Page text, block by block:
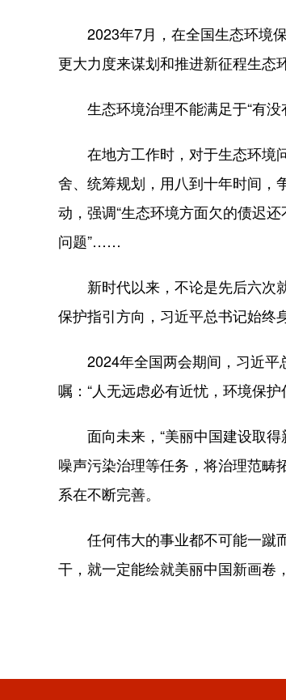
2023年7月，在全国生态环境保
更大力度来谋划和推进新征程生态
生态环境治理不能满足于“有没有
在地方工作时，对于生态环境问
舍、统筹规划，用八到十年时间，
动，强调“生态环境方面欠的债迟
问题”……
新时代以来，不论是先后六次就
保护指引方向，习近平总书记始终
2024年全国两会期间，习近平
嘱：“人无远虑必有近忧，环境保
面向未来，“美丽中国建设取得
噪声污染治理等任务，将治理范畴
系在不断完善。
任何伟大的事业都不可能一蹴而
干，就一定能绘就美丽中国新画卷